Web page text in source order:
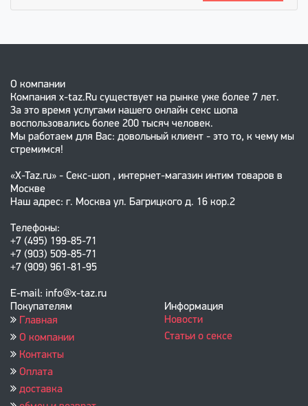
О компании
Компания x-taz.Ru существует на рынке уже более 7 лет.
За это время услугами нашего онлайн секс шопа
воспользовались более 200 тысяч человек.
Мы работаем для Вас: довольный клиент - это то, к чему мы
стремимся!
«X-Taz.ru» - Секс-шоп , интернет-магазин интим товаров в
Москве
Наш адрес: г. Москва ул. Багрицкого д. 16 кор.2
Телефоны:
+7 (495) 199-85-71
+7 (903) 509-85-71
+7 (909) 961-81-95
E-mail: info@x-taz.ru
Покупателям
Главная
О компании
Контакты
Оплата
доставка
Информация
Новости
Статьи о сексе